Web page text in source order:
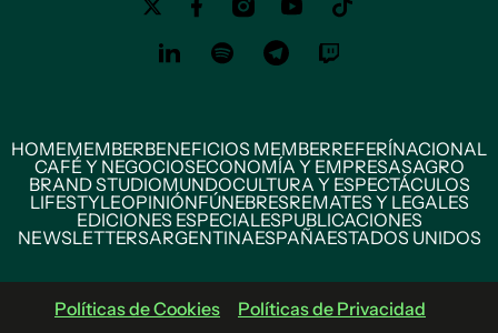
HOMEMEMBERBENEFICIOS MEMBERREFERÍNACIONAL
CAFÉ Y NEGOCIOSECONOMÍA Y EMPRESASAGRO
BRAND STUDIOMUNDOCULTURA Y ESPECTÁCULOS
LIFESTYLEOPINIÓNFÚNEBRESREMATES Y LEGALES
EDICIONES ESPECIALESPUBLICACIONES
NEWSLETTERSARGENTINAESPAÑAESTADOS UNIDOS
Políticas de Cookies Políticas de Privacidad